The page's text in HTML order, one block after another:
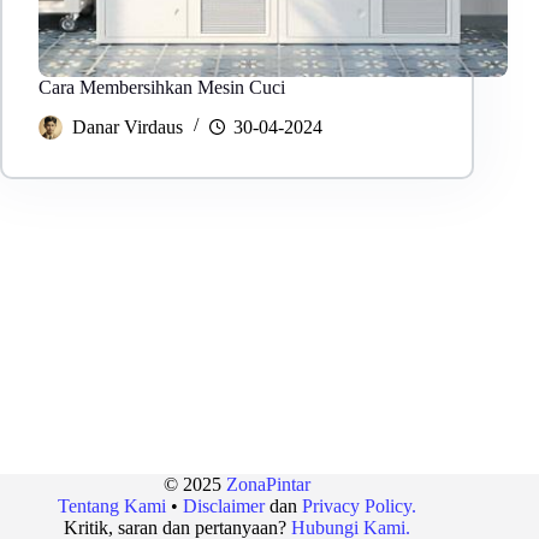
Cara Membersihkan Mesin Cuci
Danar Virdaus
30-04-2024
© 2025 ZonaPintar
Tentang Kami •DisclaimerdanPrivacy Policy.
Kritik, saran dan pertanyaan?Hubungi Kami.